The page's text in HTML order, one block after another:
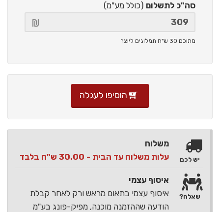
סה"כ לתשלום (כולל מע"מ)
מתוכם 30 ש"ח תמלוגים ליוצר
הוסיפו לעגלה
משלוח
עלות משלוח עד הבית - 30.00 ש"ח בלבד
איסוף עצמי
איסוף עצמי בתאום מראש ורק לאחר קבלת
הודעה שההזמנה מוכנה, מפיק-פונג בע"מ
יש לכם
שאלה?